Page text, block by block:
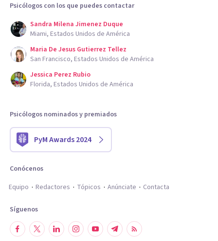
Psicólogos con los que puedes contactar
Sandra Milena Jimenez Duque
Miami, Estados Unidos de América
Maria De Jesus Gutierrez Tellez
San Francisco, Estados Unidos de América
Jessica Perez Rubio
Florida, Estados Unidos de América
Psicólogos nominados y premiados
PyM Awards 2024
Conócenos
Equipo
Redactores Tópicos Anúnciate Contacta
Síguenos